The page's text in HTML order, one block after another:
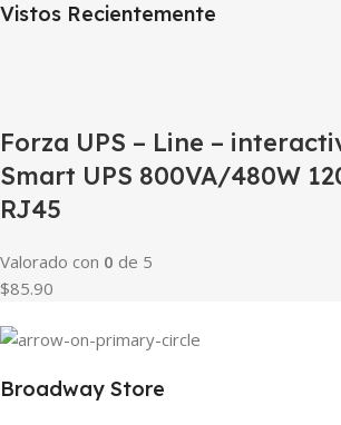
Vistos Recientemente
Forza UPS – Line –
Smart UPS 800VA/480W
RJ45
Valorado con 0 de 5
$85.90
Broadway Store